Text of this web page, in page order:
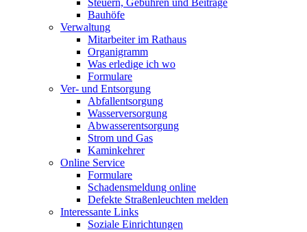
Steuern, Gebühren und Beiträge
Bauhöfe
Verwaltung
Mitarbeiter im Rathaus
Organigramm
Was erledige ich wo
Formulare
Ver- und Entsorgung
Abfallentsorgung
Wasserversorgung
Abwasserentsorgung
Strom und Gas
Kaminkehrer
Online Service
Formulare
Schadensmeldung online
Defekte Straßenleuchten melden
Interessante Links
Soziale Einrichtungen